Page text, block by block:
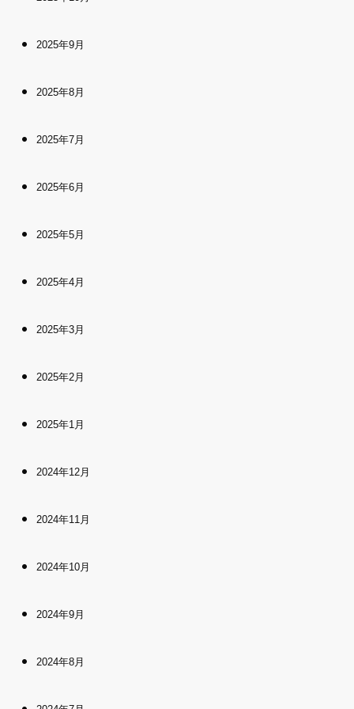
2025年9月
2025年8月
2025年7月
2025年6月
2025年5月
2025年4月
2025年3月
2025年2月
2025年1月
2024年12月
2024年11月
2024年10月
2024年9月
2024年8月